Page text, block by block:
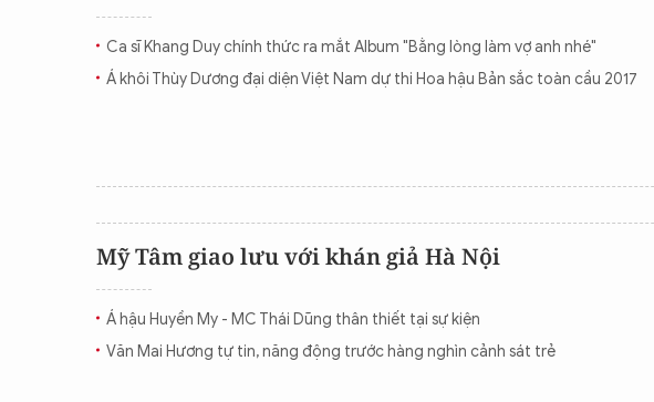
Ca sĩ Khang Duy chính thức ra mắt Album "Bằng lòng làm vợ anh nhé"
Á khôi Thùy Dương đại diện Việt Nam dự thi Hoa hậu Bản sắc toàn cầu 2017
Mỹ Tâm giao lưu với khán giả Hà Nội
Á hậu Huyền My - MC Thái Dũng thân thiết tại sự kiện
Văn Mai Hương tự tin, năng động trước hàng nghìn cảnh sát trẻ